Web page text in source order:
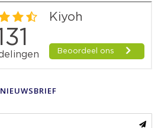
NIEUWSBRIEF